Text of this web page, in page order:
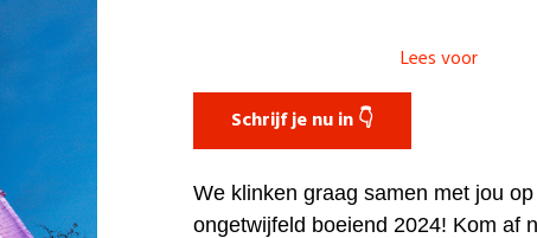
Lees voor
Schrijf je nu in 👇
We klinken graag samen met jou op
ongetwijfeld boeiend 2024! Kom af